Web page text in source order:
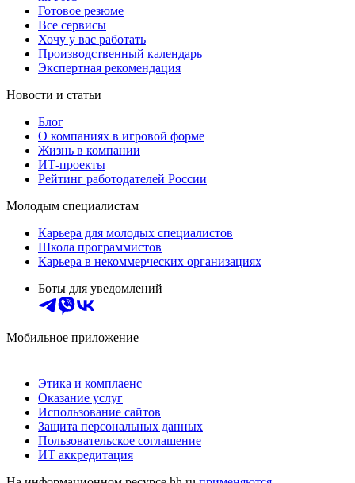
Готовое резюме
Все сервисы
Хочу у вас работать
Производственный календарь
Экспертная рекомендация
Новости и статьи
Блог
О компаниях в игровой форме
Жизнь в компании
ИТ-проекты
Рейтинг работодателей России
Молодым специалистам
Карьера для молодых специалистов
Школа программистов
Карьера в некоммерческих организациях
Боты для уведомлений
Мобильное приложение
Этика и комплаенс
Оказание услуг
Использование сайтов
Защита персональных данных
Пользовательское соглашение
ИТ аккредитация